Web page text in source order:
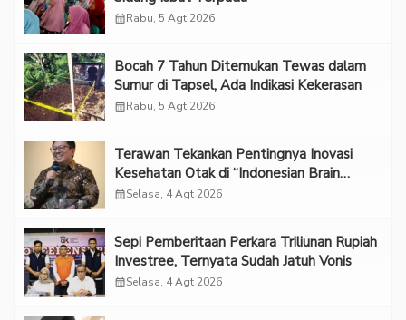
calendar_monthRabu, 5 Agt 2026
Bocah 7 Tahun Ditemukan Tewas dalam
Sumur di Tapsel, Ada Indikasi Kekerasan
calendar_monthRabu, 5 Agt 2026
Terawan Tekankan Pentingnya Inovasi
Kesehatan Otak di “Indonesian Brain
Forum 2026 UPN Veteran Jakarta”
calendar_monthSelasa, 4 Agt 2026
Sepi Pemberitaan Perkara Triliunan Rupiah
Investree, Ternyata Sudah Jatuh Vonis
calendar_monthSelasa, 4 Agt 2026